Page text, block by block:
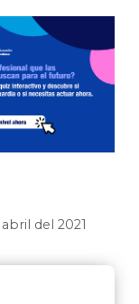
del 2021